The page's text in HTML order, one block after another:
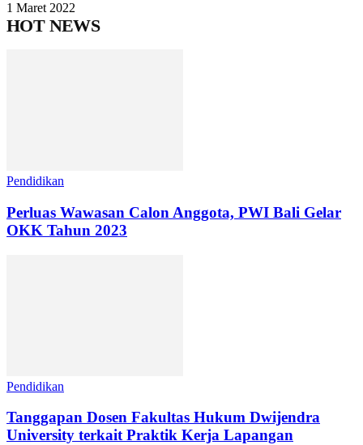
1 Maret 2022
HOT NEWS
Pendidikan
Perluas Wawasan Calon Anggota, PWI Bali Gelar
OKK Tahun 2023
Pendidikan
Tanggapan Dosen Fakultas Hukum Dwijendra
University terkait Praktik Kerja Lapangan